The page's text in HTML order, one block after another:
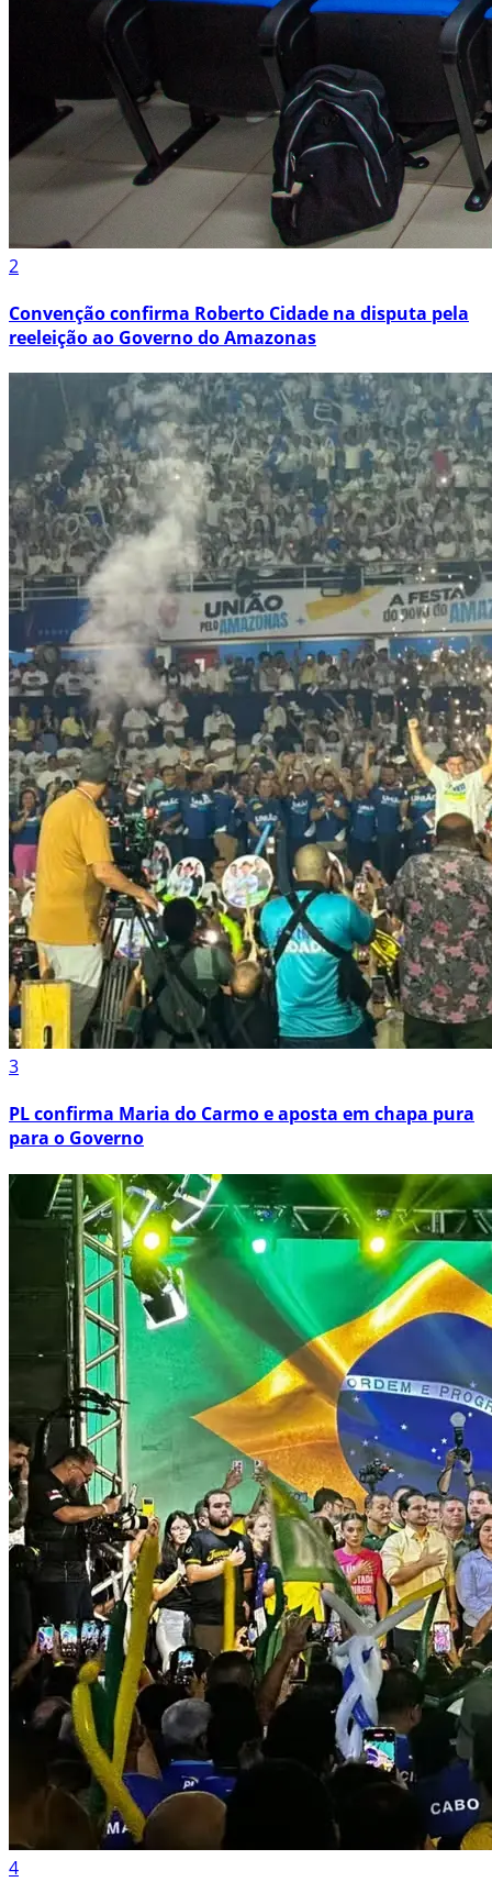
2
Convenção confirma Roberto Cidade na disputa pela
reeleição ao Governo do Amazonas
3
PL confirma Maria do Carmo e aposta em chapa pura
para o Governo
4